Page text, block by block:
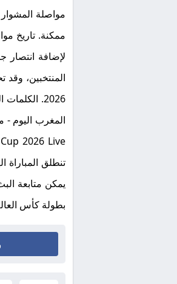
مواصلة
ممكنة. تاريخ
لإضافة انتصار
2026.
بطولة كأس العالم